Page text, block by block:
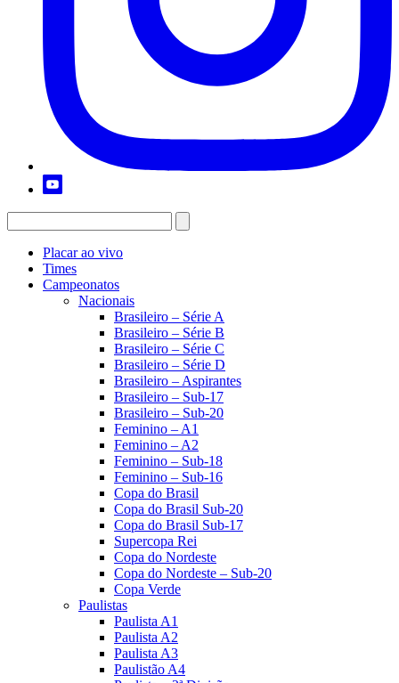
Placar ao vivo
Times
Campeonatos
Nacionais
Brasileiro – Série A
Brasileiro – Série B
Brasileiro – Série C
Brasileiro – Série D
Brasileiro – Aspirantes
Brasileiro – Sub-17
Brasileiro – Sub-20
Feminino – A1
Feminino – A2
Feminino – Sub-18
Feminino – Sub-16
Copa do Brasil
Copa do Brasil Sub-20
Copa do Brasil Sub-17
Supercopa Rei
Copa do Nordeste
Copa do Nordeste – Sub-20
Copa Verde
Paulistas
Paulista A1
Paulista A2
Paulista A3
Paulistão A4